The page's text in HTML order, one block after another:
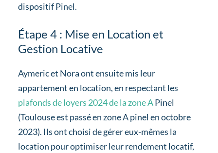
dispositif Pinel.
Étape 4 : Mise en Location et
Gestion Locative
Aymeric et Nora ont ensuite mis leur
appartement en location, en respectant les
plafonds de loyers 2024 de la zone APinel
(Toulouse est passé en zone A pinel en octobre
2023). Ils ont choisi de gérer eux-mêmes la
location pour optimiser leur rendement locatif,